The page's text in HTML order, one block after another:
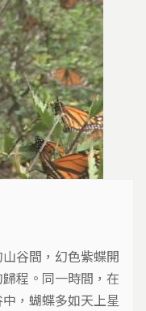
谷間，幻色紫蝶開
程。同一時間，在
，蝴蝶多如天上星